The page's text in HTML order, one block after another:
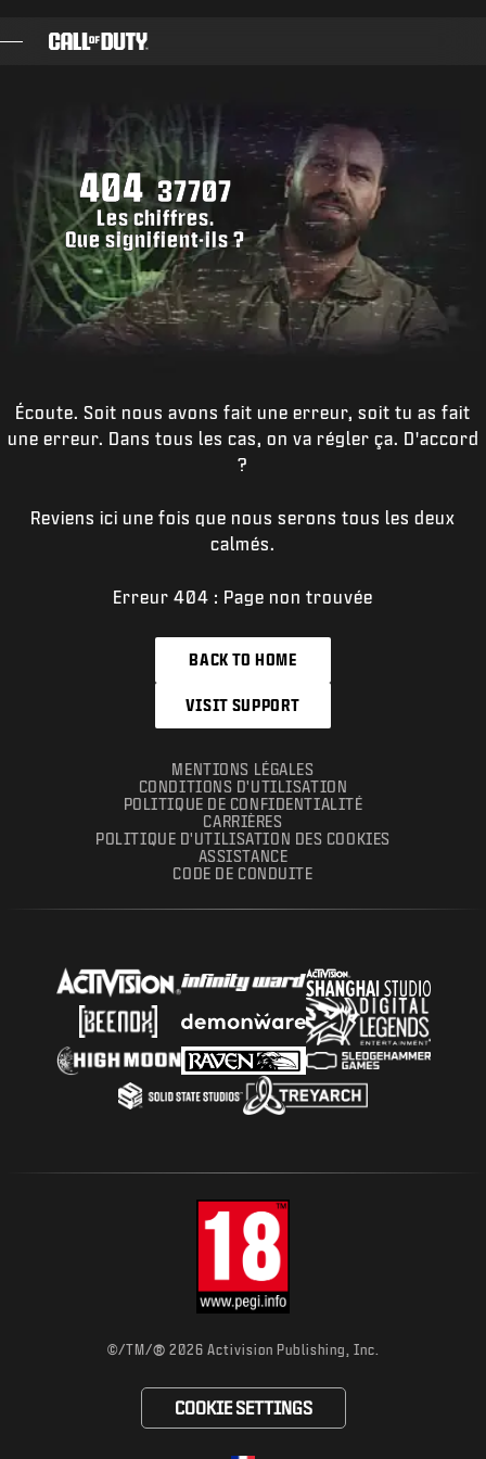
BOUTIQUE
ESPORT
ASSISTANCE
CONNEXION|S'INSCRIRE
404 37707
Les chiffres.
Que signifient-ils ?
Écoute. Soit nous avons fait une erreur, soit tu as fait
une erreur. Dans tous les cas, on va régler ça. D'accord
?
Reviens ici une fois que nous serons tous les deux
calmés.
Erreur 404 : Page non trouvée
BACK TO HOME
VISIT SUPPORT
MENTIONS LÉGALES
CONDITIONS D'UTILISATION
POLITIQUE DE CONFIDENTIALITÉ
CARRIÈRES
POLITIQUE D'UTILISATION DES COOKIES
ASSISTANCE
CODE DE CONDUITE
©/TM/® 2026 Activision Publishing, Inc.
COOKIE SETTINGS